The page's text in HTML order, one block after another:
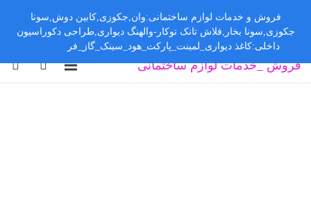
فروش _خدمات لوازم ساختمانی
فروش و خدمات لوازم ساختمانی:وان,جکوزی,کابین دوش,سونا
جکوزی,سونا بخار,فلاش تانک توکار-والهنگ دیواری,طراحی دکوراسیون
داخلی:کاغذ دیواری_لمینت_پارکت_هود_سینک_گاز_فر